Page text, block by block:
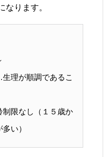
なります。
理が順調であるこ
限なし（１５歳か
い）